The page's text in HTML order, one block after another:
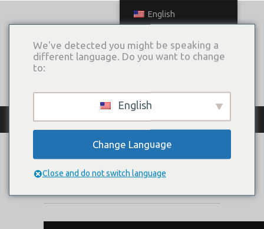
КАТАЛОГ ПЛАТЬЕВ
MAGDALINA
English
We've detected you might be speaking a
different language. Do you want to change
to:
English
Change Language
Close and do not switch language